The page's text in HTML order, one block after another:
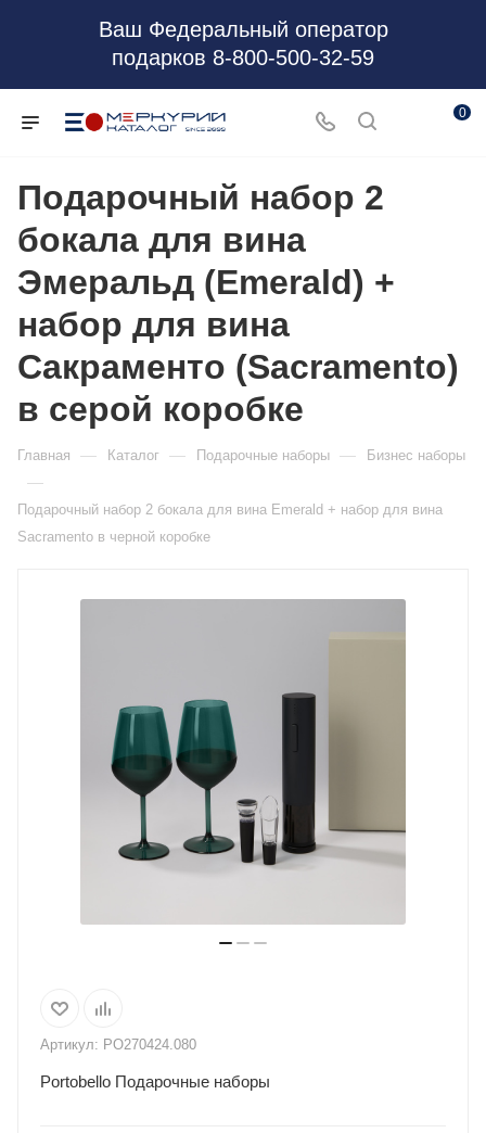
Ваш Федеральный оператор
подарков 8-800-500-32-59
0
Подарочный набор 2
бокала для вина
Эмеральд (Emerald) +
набор для вина
Сакраменто (Sacramento)
в серой коробке
Главная — Каталог — Подарочные наборы — Бизнес наборы
—
Подарочный набор 2 бокала для вина Emerald + набор для вина
Sacramento в черной коробке
Артикул: PO270424.080
Portobello Подарочные наборы